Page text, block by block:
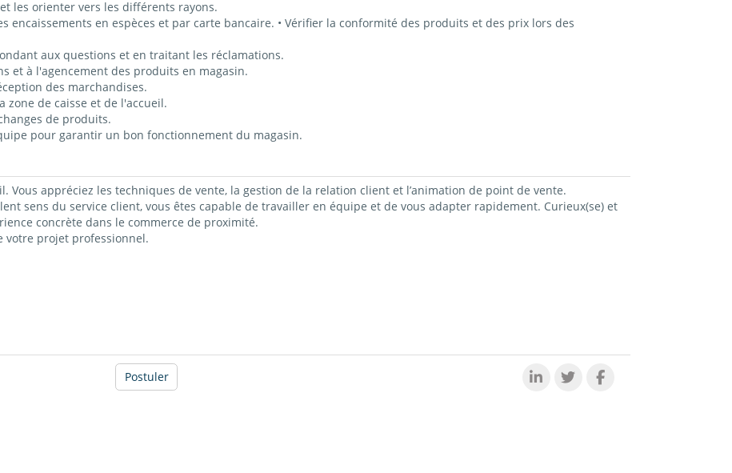
les orienter vers les différents rayons.
encaissements en espèces et par carte bancaire. • Vérifier la conformité des produits et des prix lors des
aux questions et en traitant les réclamations.
et à l'agencement des produits en magasin.
des marchandises.
de caisse et de l'accueil.
de produits.
pour garantir un bon fonctionnement du magasin.
Vous appréciez les techniques de vente, la gestion de la relation client et l’animation de point de vente.
sens du service client, vous êtes capable de travailler en équipe et de vous adapter rapidement. Curieux(se) et
concrète dans le commerce de proximité.
votre projet professionnel.
Postuler